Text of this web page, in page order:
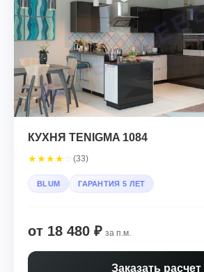
КУХНЯ TENIGMA 1084
★★★★ (33)
BLUM ГАРАНТИЯ 5 ЛЕТ
от 18 480 ₽ за п.м.
Заказать расчет